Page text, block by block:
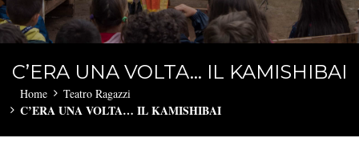
C’ERA UNA VOLTA… IL KAMISHIBAI
Home Teatro Ragazzi
C’ERA UNA VOLTA… IL KAMISHIBAI